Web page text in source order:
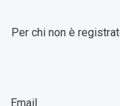
Per chi non è